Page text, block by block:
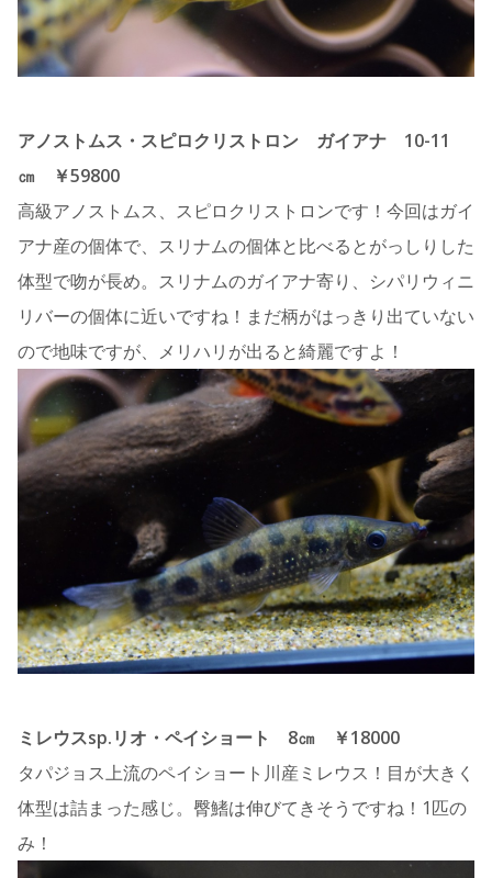
アノストムス・スピロクリストロン ガイアナ 10-11
㎝ ￥59800
高級アノストムス、スピロクリストロンです！今回はガイ
アナ産の個体で、スリナムの個体と比べるとがっしりした
体型で吻が長め。スリナムのガイアナ寄り、シパリウィニ
リバーの個体に近いですね！まだ柄がはっきり出ていない
ので地味ですが、メリハリが出ると綺麗ですよ！
ミレウスsp.リオ・ペイショート 8㎝ ￥18000
タパジョス上流のペイショート川産ミレウス！目が大きく
体型は詰まった感じ。臀鰭は伸びてきそうですね！1匹の
み！